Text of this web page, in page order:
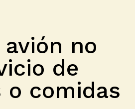
no
de
o comidas